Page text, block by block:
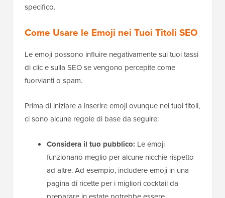
specifico.
Come Usare le Emoji nei Tuoi Titoli SEO
Le emoji possono influire negativamente sui tuoi tassi
di clic e sulla SEO se vengono percepite come
fuorvianti o spam.
Prima di iniziare a inserire emoji ovunque nei tuoi titoli,
ci sono alcune regole di base da seguire:
Considera il tuo pubblico: Le emoji
funzionano meglio per alcune nicchie rispetto
ad altre. Ad esempio, includere emoji in una
pagina di ricette per i migliori cocktail da